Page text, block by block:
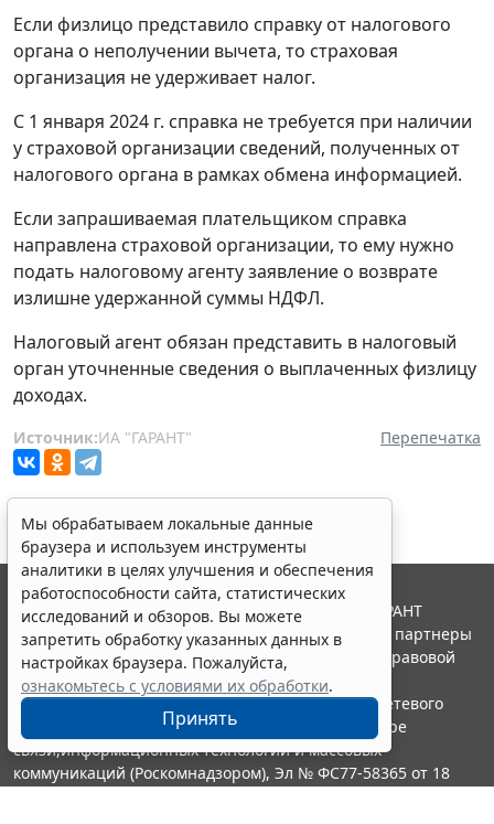
Если физлицо представило справку от налогового
органа о неполучении вычета, то страховая
организация не удерживает налог.
С 1 января 2024 г. справка не требуется при наличии
у страховой организации сведений, полученных от
налогового органа в рамках обмена информацией.
Если запрашиваемая плательщиком справка
направлена страховой организации, то ему нужно
подать налоговому агенту заявление о возврате
излишне удержанной суммы НДФЛ.
Налоговый агент обязан представить в налоговый
орган уточненные сведения о выплаченных физлицу
доходах.
Источник:ИА "ГАРАНТ" Перепечатка
Мы обрабатываем локальные данные
браузера и используем инструменты
аналитики в целях улучшения и обеспечения
работоспособности сайта, статистических
исследований и обзоров. Вы можете
запретить обработку указанных данных в
настройках браузера. Пожалуйста,
ознакомьтесь с условиями их обработки.
Принять
© ООО "НПП "ГАРАНТ-СЕРВИС", 2026. Система ГАРАНТ
выпускается с 1990 года. Компания "Гарант" и ее партнеры
являются участниками Российской ассоциации правовой
информации ГАРАНТ.
Портал ГАРАНТ.РУ зарегистрирован в качестве сетевого
издания Федеральной службой по надзору в сфере
связи,информационных технологий и массовых
коммуникаций (Роскомнадзором), Эл № ФС77-58365 от 18